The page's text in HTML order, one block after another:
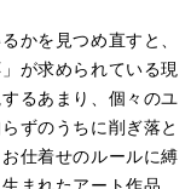
かを見つめ直すと、
が求められている現
るあまり、個々のユ
ずのうちに削ぎ落と
仕着せのルールに縛